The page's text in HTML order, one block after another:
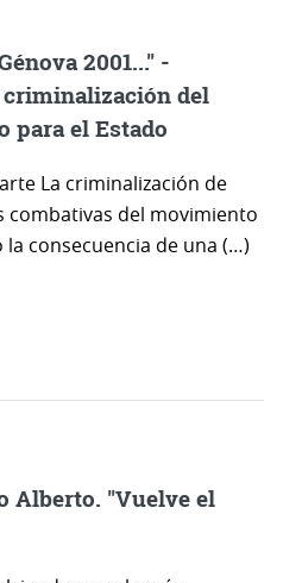
2001..." -
criminalización del
para el Estado
La criminalización de
combativas del movimiento
consecuencia de una (…)
Alberto. "Vuelve el